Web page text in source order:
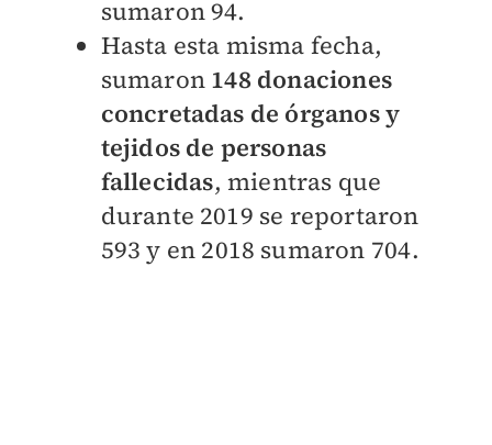
sumaron 94.
Hasta esta misma fecha,
sumaron 148 donaciones
concretadas de órganos y
tejidos de personas
fallecidas, mientras que
durante 2019 se reportaron
593 y en 2018 sumaron 704.